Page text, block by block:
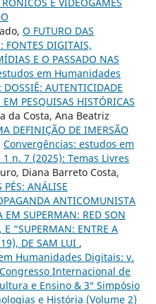
O FUTURO DAS
FONTES DIGITAIS,
E O PASSADO NAS
em Humanidades
AUTENTICIDADE
PESQUISAS HISTÓRICAS
da Costa, Ana Beatriz
DEFINIÇÃO DE IMERSÃO
Convergências: estudos em
n. 7 (2025): Temas Livres
Diana Barreto Costa,
PÉS: ANÁLISE
ANTICOMUNISTA
EM SUPERMAN: RED SON
“SUPERMAN: ENTRE A
DE SAM LUI ,
Humanidades Digitais: v.
Internacional de
e Ensino & 3° Simpósio
e História (Volume 2)